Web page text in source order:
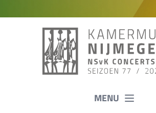
MENU